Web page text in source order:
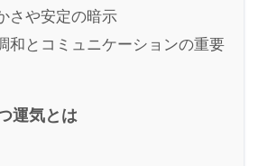
さや安定の暗示
和とコミュニケーションの重要
運気とは